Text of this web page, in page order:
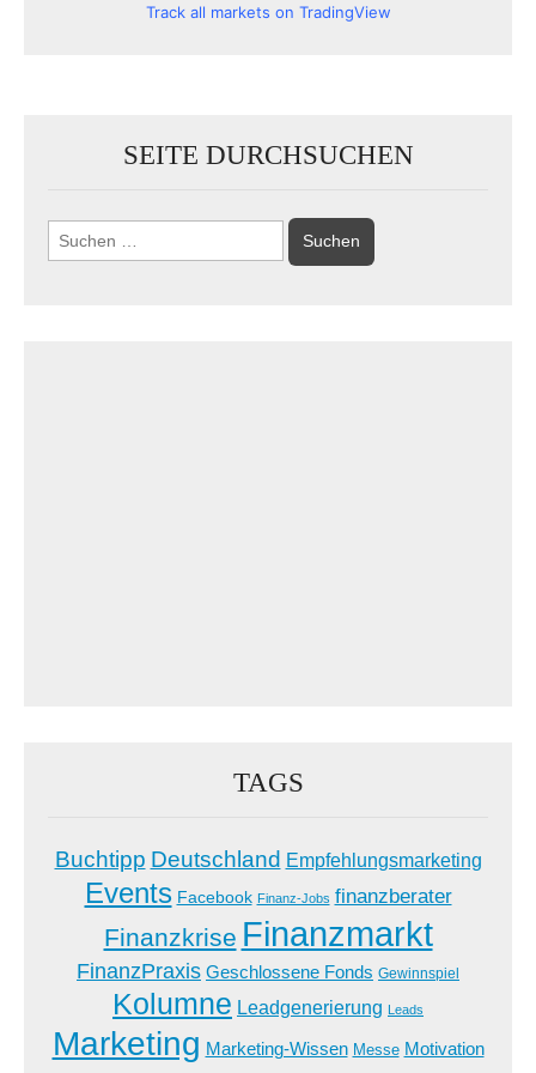
Track all markets on TradingView
SEITE DURCHSUCHEN
Suchen
nach:
TAGS
Buchtipp Deutschland Empfehlungsmarketing
Events Facebook Finanz-Jobs finanzberater
Finanzkrise Finanzmarkt
FinanzPraxis Geschlossene Fonds Gewinnspiel
Kolumne Leadgenerierung Leads
Marketing Marketing-Wissen Messe Motivation